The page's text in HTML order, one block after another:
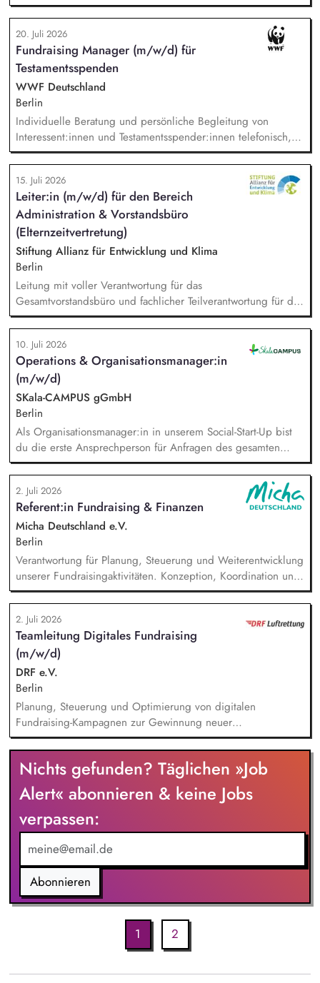
klaren Programmatik langfristig soziale Innovation
implementiert. Sie unterstützen die Geschäftsführung bei der
Umsetzung der Stiftungsprogrammatik und entwickeln dabei
die Internationalisierungsstrategie der Stiftung weiter. Sie
übersetzen wissenschaftliche Erkenntnisse in
alltagsangebundene Handlungsansätze entlang unserer
Stiftungsprogrammatik.
20. Juli 2026
Fundraising Manager (m/w/d) für
Testamentsspenden
WWF Deutschland
Berlin
Individuelle Beratung und persönliche Begleitung von
Interessent:innen und Testamentsspender:innen telefonisch,
per E-Mail sowie bei persönlichen Gesprächen. Strategische
Weiterentwicklung des Erbschaftsfundraisings und der Donor
Journeys – von der Lead-Akquise über Stewardship bis hin
zur individuellen Förder:innen-Kommunikation. Systematische
Planung, Steuerung und Umsetzung von Werbemaßnahmen,
Nachlass-Mailings oder Telefonie-Aktionen sowie die
Durchführung von analogen und digitalen Veranstaltungen.
15. Juli 2026
Leiter:in (m/w/d) für den Bereich
Administration & Vorstandsbüro
(Elternzeitvertretung)
Stiftung Allianz für Entwicklung und Klima
Berlin
Leitung mit voller Verantwortung für das
Gesamtvorstandsbüro und fachlicher Teilverantwortung für die
Mitarbeitenden der Vorstandsbüros. Budgetsteuerung
Vorstandsbüro. Management des Berichtswesens; Steuerung
und Sicherstellung der fristgerechten Abgabe. Inhaltliche
Vorbereitung, Steuerung, Durchführung und Nachbereitung
von Terminen mit satzungsgemäßen Gremien (Kuratorium,
Beirat). Analyse, Bewertung und Ausarbeitung von
Entscheidungsvorlagen sowie von strategischen und
operativen Aufgabenstellungen.
10. Juli 2026
Operations & Organisationsmanager:in
(m/w/d)
SKala-CAMPUS gGmbH
Berlin
Als Organisationsmanager:in in unserem Social-Start-Up bist
du die erste Ansprechperson für Anfragen des gesamten
Teams. Du unterstützt mit durchdachten Prozessen, passenden
Tools und individueller Beratung. Dabei schaust du über den
Tellerrand, erkennst Bedarfe frühzeitig und findest
pragmatische Lösungen, bevor aus kleinen Reibungen große
Hürden werden. Du gestaltest und entwickelst Prozesse
kreativ weiter und stellst sicher, dass sie im Alltag umgesetzt
werden und Wirkung entfalten.
2. Juli 2026
Referent:in Fundraising & Finanzen
Micha Deutschland e.V.
Berlin
Verantwortung für Planung, Steuerung und Weiterentwicklung
unserer Fundraisingaktivitäten. Konzeption, Koordination und
Umsetzung zentraler Fundraisingkampagnen (z. B. Frühjahr,
Jahresende, Aktionen). Aufbau, Pflege und strategische
Weiterentwicklung der Spender:innen‑ und
Großspender:innen‑Beziehungen. Drittmittelmanagement:
Antragstellung, Berichte, Mittelabrufe und Fristenkontrolle.
Budget‑ und Liquiditätsplanung sowie laufendes
Finanzmonitoring.
2. Juli 2026
Teamleitung Digitales Fundraising
(m/w/d)
DRF e.V.
Berlin
Planung, Steuerung und Optimierung von digitalen
Fundraising-Kampagnen zur Gewinnung neuer
Unterstützerinnen und Unterstützer. Weiterentwicklung und
Umsetzung von Performance-Marketing-Maßnahmen (Display-,
Suchmaschinen-, Social-Media-Werbung etc.). Analyse von
Kampagnenerfolgen, Erstellen von Reports und Ableiten von
datenbasierter Optimierungsmaßnahmen. Konzeption und
Durchführen von A/B-Tests für Anzeigen, Landingpages und
Conversion-Funnels.
Nichts gefunden? Täglichen »Job
Alert« abonnieren & keine Jobs
verpassen:
Abonnieren
1 2